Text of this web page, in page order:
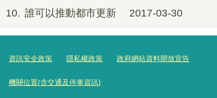
10 誰可以推動都市更新 2017-03-30
資訊安全政策 隱私權政策 政府網站資料開放宣告
機關位置(含交通及停車資訊)